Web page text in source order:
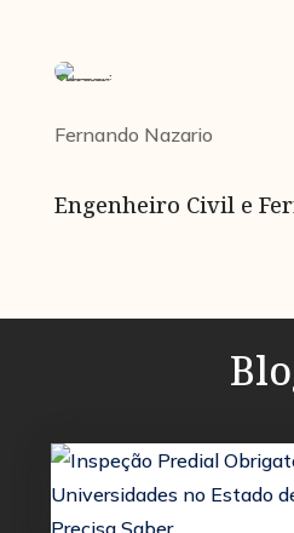
Fernando Nazario
Engenheiro Civil e